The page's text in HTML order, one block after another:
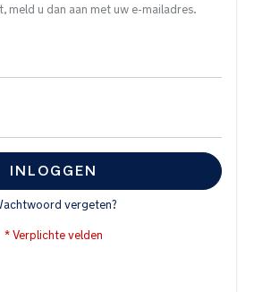
meld u dan aan met uw e-mailadres.
INLOGGEN
vergeten?